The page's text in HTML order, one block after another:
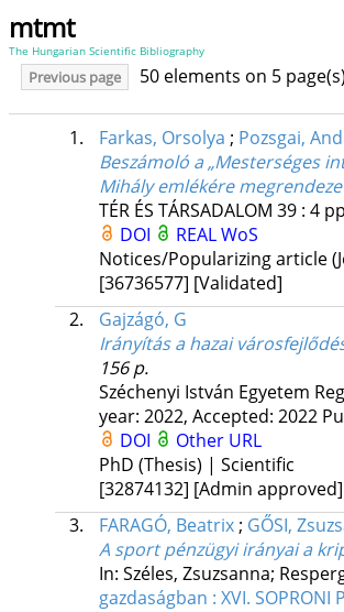
mtmt
The Hungarian Scientific Bibliography
Previous page 50 elements on 5
1. Farkas, Orsolya ; Pozsgai,
Beszámoló a „Mesterséges
Mihály emlékére
TÉR ÉS TÁRSADALOM 39: 4
DOI
REALWoS
Notices/Popularizing article
[36736577] [Validated]
2.
Gajzágó, G
Irányítás a hazai
156 p.
Széchenyi István Egyetem
year: 2022, Accepted: 2022
DOI
Other URL
PhD (Thesis) | Scientific
[32874132] [Admin approved]
3.
FARAGÓ, Beatrix; GŐSI,
A sport pénzügyi irányai a
In: Széles, Zsuzsanna;
gazdaságban : XVI.